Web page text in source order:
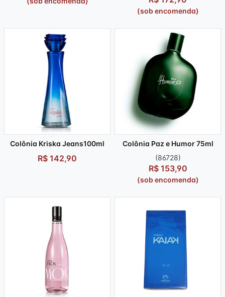
(sob encomenda)
Colônia Kriska Jeans100ml
R$ 142,90
Colônia Paz e Humor 75ml
(86728)
R$ 153,90
(sob encomenda)